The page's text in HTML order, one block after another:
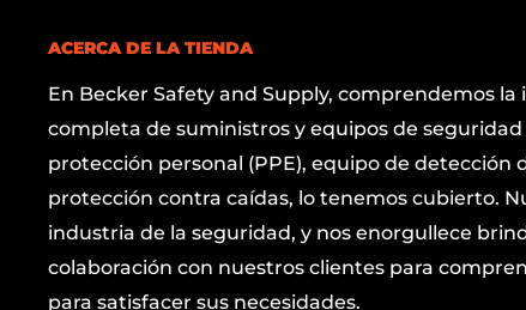
ACERCA DE LA TIENDA
En Becker Safety and Supply, comprendemos
completa de suministros y equipos de
protección personal (PPE), equipo de detección
protección contra caídas, lo tenemos cubierto.
industria de la seguridad, y nos enorgullece
colaboración con nuestros clientes para
para satisfacer sus necesidades.